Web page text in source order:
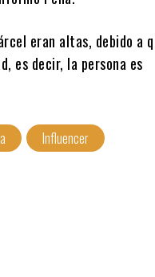
eran altas, debido a
es decir, la persona es
Influencer